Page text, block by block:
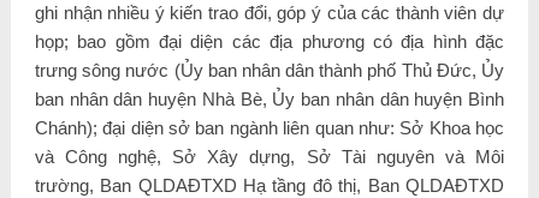
ghi nhận nhiều ý kiến trao đổi, góp ý của các thành viên dự
họp; bao gồm đại diện các địa phương có địa hình đặc
trưng sông nước (Ủy ban nhân dân thành phố Thủ Đức, Ủy
ban nhân dân huyện Nhà Bè, Ủy ban nhân dân huyện Bình
Chánh); đại diện sở ban ngành liên quan như: Sở Khoa học
và Công nghệ, Sở Xây dựng, Sở Tài nguyên và Môi
trường, Ban QLDAĐTXD Hạ tầng đô thị, Ban QLDAĐTXD